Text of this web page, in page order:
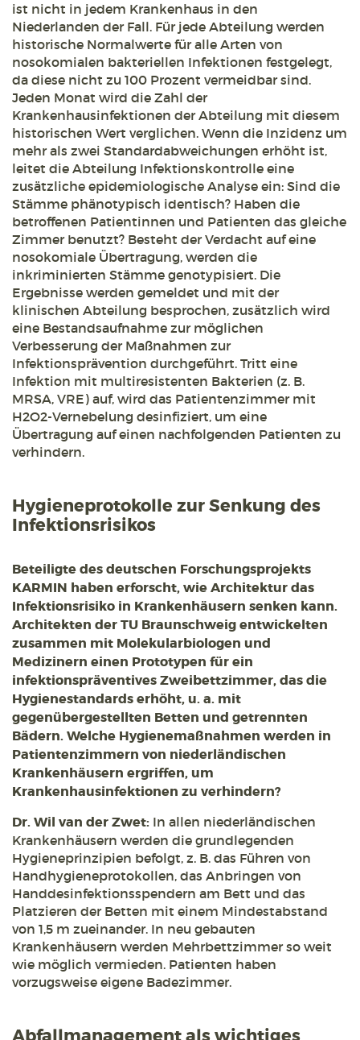
ist nicht in jedem Krankenhaus in den
Niederlanden der Fall. Für jede Abteilung werden
historische Normalwerte für alle Arten von
nosokomialen bakteriellen Infektionen festgelegt,
da diese nicht zu 100 Prozent vermeidbar sind.
Jeden Monat wird die Zahl der
Krankenhausinfektionen der Abteilung mit diesem
historischen Wert verglichen. Wenn die Inzidenz um
mehr als zwei Standardabweichungen erhöht ist,
leitet die Abteilung Infektionskontrolle eine
zusätzliche epidemiologische Analyse ein: Sind die
Stämme phänotypisch identisch? Haben die
betroffenen Patientinnen und Patienten das gleiche
Zimmer benutzt? Besteht der Verdacht auf eine
nosokomiale Übertragung, werden die
inkriminierten Stämme genotypisiert. Die
Ergebnisse werden gemeldet und mit der
klinischen Abteilung besprochen, zusätzlich wird
eine Bestandsaufnahme zur möglichen
Verbesserung der Maßnahmen zur
Infektionsprävention durchgeführt. Tritt eine
Infektion mit multiresistenten Bakterien (z. B.
MRSA, VRE) auf, wird das Patientenzimmer mit
H2O2-Vernebelung desinfiziert, um eine
Übertragung auf einen nachfolgenden Patienten zu
verhindern.
Hygieneprotokolle zur Senkung des
Infektionsrisikos
Beteiligte des deutschen Forschungsprojekts
KARMIN haben erforscht, wie Architektur das
Infektionsrisiko in Krankenhäusern senken kann.
Architekten der TU Braunschweig entwickelten
zusammen mit Molekularbiologen und
Medizinern einen Prototypen für ein
infektionspräventives Zweibettzimmer, das die
Hygienestandards erhöht, u. a. mit
gegenübergestellten Betten und getrennten
Bädern. Welche Hygienemaßnahmen werden in
Patientenzimmern von niederländischen
Krankenhäusern ergriffen, um
Krankenhausinfektionen zu verhindern?
Dr. Wil van der Zwet: In allen niederländischen
Krankenhäusern werden die grundlegenden
Hygieneprinzipien befolgt, z. B. das Führen von
Handhygieneprotokollen, das Anbringen von
Handdesinfektionsspendern am Bett und das
Platzieren der Betten mit einem Mindestabstand
von 1,5 m zueinander. In neu gebauten
Krankenhäusern werden Mehrbettzimmer so weit
wie möglich vermieden. Patienten haben
vorzugsweise eigene Badezimmer.